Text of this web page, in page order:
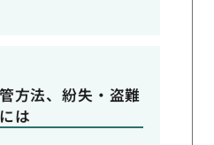
方法、紛失・盗難
は